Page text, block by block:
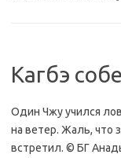
Кагбэ
Один Чжу учился
на ветер. Жаль, что
встретил. © БГ